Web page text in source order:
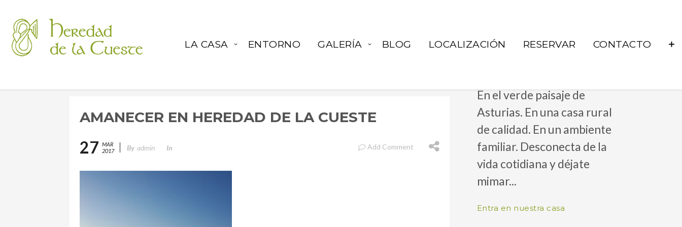
LA CASA ENTORNO GALERÍA BLOG LOCALIZACIÓN RESERVAR CONTACTO
686 92 73 04
correo@lacueste.com
AMANECER EN HEREDAD DE LA CUESTE
27 MAR
2017
By admin In Add Comment
En el verde paisaje de
Asturias. En una casa rural
de calidad. En un ambiente
familiar. Desconecta de la
vida cotidiana y déjate
mimar...
Entra en nuestra casa